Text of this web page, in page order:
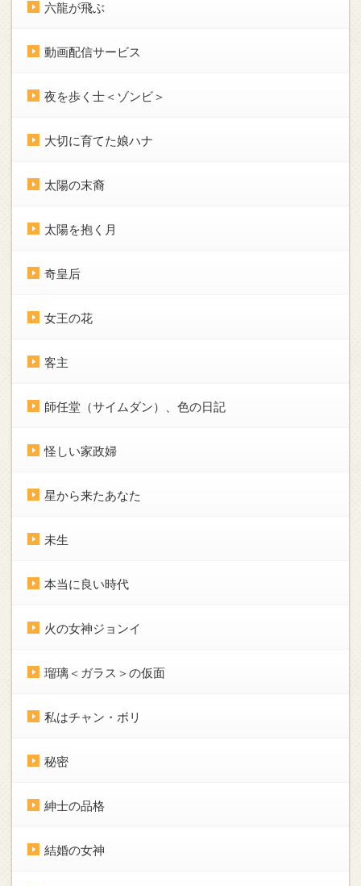
六龍が飛ぶ
動画配信サービス
夜を歩く士＜ゾンビ＞
大切に育てた娘ハナ
太陽の末裔
太陽を抱く月
奇皇后
女王の花
客主
師任堂（サイムダン）、色の日記
怪しい家政婦
星から来たあなた
未生
本当に良い時代
火の女神ジョンイ
瑠璃＜ガラス＞の仮面
私はチャン・ボリ
秘密
紳士の品格
結婚の女神